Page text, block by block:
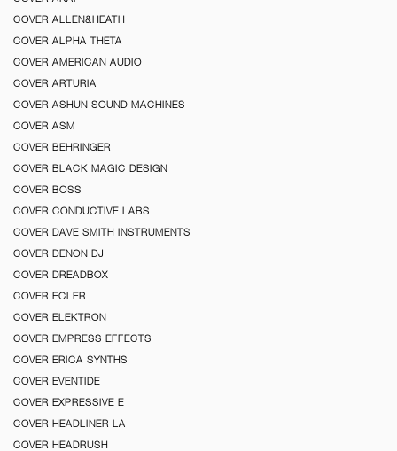
COVER ALLEN&HEATH
COVER ALPHA THETA
COVER AMERICAN AUDIO
COVER ARTURIA
COVER ASHUN SOUND MACHINES
COVER ASM
COVER BEHRINGER
COVER BLACK MAGIC DESIGN
COVER BOSS
COVER CONDUCTIVE LABS
COVER DAVE SMITH INSTRUMENTS
COVER DENON DJ
COVER DREADBOX
COVER ECLER
COVER ELEKTRON
COVER EMPRESS EFFECTS
COVER ERICA SYNTHS
COVER EVENTIDE
COVER EXPRESSIVE E
COVER HEADLINER LA
COVER HEADRUSH